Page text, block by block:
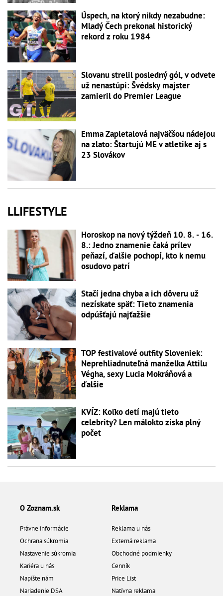
Úspech, na ktorý nikdy nezabudne:
Mladý Čech prekonal historický
rekord z roku 1984
Slovanu strelil posledný gól, v odvete
už nenastúpi: Švédsky majster
zamieril do Premier League
Emma Zapletalová najväčšou nádejou
na zlato: Štartujú ME v atletike aj s
23 Slovákov
LLIFESTYLE
Horoskop na nový týždeň 10. 8. - 16.
8.: Jedno znamenie čaká prílev
peňazí, ďalšie pochopí, kto k nemu
osudovo patrí
Stačí jedna chyba a ich dôveru už
nezískate späť: Tieto znamenia
odpúšťajú najťažšie
TOP festivalové outfity Sloveniek:
Neprehliadnuteľná manželka Attilu
Végha, sexy Lucia Mokráňová a
ďalšie
KVÍZ: Koľko detí majú tieto
celebrity? Len málokto získa plný
počet
O Zoznam.sk
Právne informácie
Ochrana súkromia
Nastavenie súkromia
Kariéra u nás
Napíšte nám
Nariadenie DSA
Reklama
Reklama u nás
Externá reklama
Obchodné podmienky
Cenník
Price List
Natívna reklama